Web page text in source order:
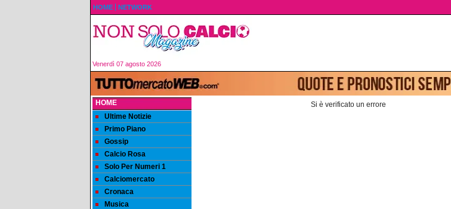
HOME NETWORK
Venerdì 07 agosto 2026
HOME
Ultime Notizie
Primo Piano
Gossip
Calcio Rosa
Solo Per Numeri 1
Calciomercato
Cronaca
Musica
Si è verificato un errore